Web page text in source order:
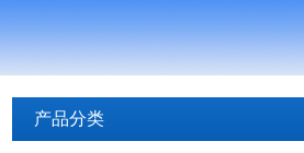
产品分类